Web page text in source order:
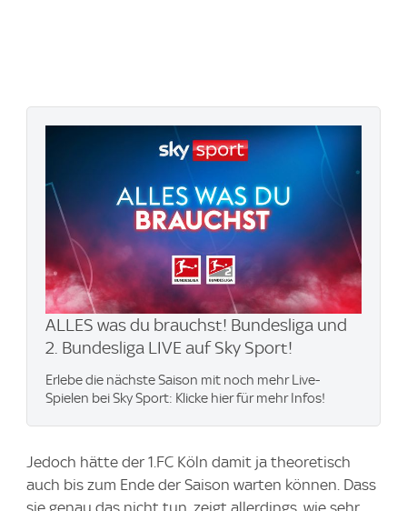
ALLES was du brauchst! Bundesliga und
2. Bundesliga LIVE auf Sky Sport!
Erlebe die nächste Saison mit noch mehr Live-
Spielen bei Sky Sport: Klicke hier für mehr Infos!
Jedoch hätte der 1.FC Köln damit ja theoretisch
auch bis zum Ende der Saison warten können. Dass